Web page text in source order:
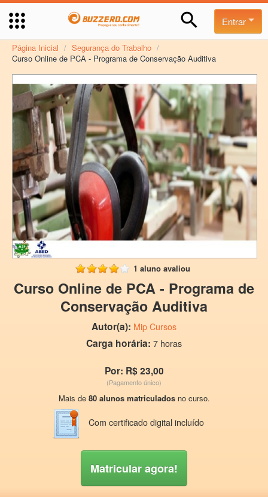
Entrar
Página Inicial / Segurança do Trabalho /
Curso Online de PCA - Programa de Conservação Auditiva
1 aluno avaliou
Curso Online de PCA - Programa de
Conservação Auditiva
Autor(a): Mip Cursos
Carga horária: 7 horas
Por: R$ 23,00
(Pagamento único)
Mais de 80 alunos matriculadosno curso.
Com certificado digital incluído
Matricular agora!